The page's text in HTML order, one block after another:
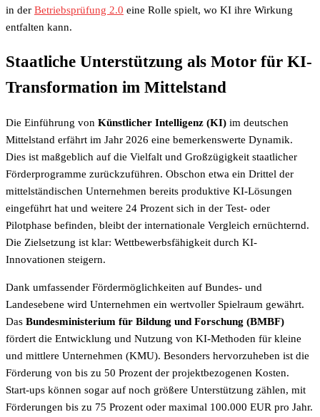
in der Betriebsprüfung 2.0 eine Rolle spielt, wo KI ihre Wirkung
entfalten kann.
Staatliche Unterstützung als Motor für KI-
Transformation im Mittelstand
Die Einführung von Künstlicher Intelligenz (KI) im deutschen
Mittelstand erfährt im Jahr 2026 eine bemerkenswerte Dynamik.
Dies ist maßgeblich auf die Vielfalt und Großzügigkeit staatlicher
Förderprogramme zurückzuführen. Obschon etwa ein Drittel der
mittelständischen Unternehmen bereits produktive KI-Lösungen
eingeführt hat und weitere 24 Prozent sich in der Test- oder
Pilotphase befinden, bleibt der internationale Vergleich ernüchternd.
Die Zielsetzung ist klar: Wettbewerbsfähigkeit durch KI-
Innovationen steigern.
Dank umfassender Fördermöglichkeiten auf Bundes- und
Landesebene wird Unternehmen ein wertvoller Spielraum gewährt.
Das Bundesministerium für Bildung und Forschung (BMBF)
fördert die Entwicklung und Nutzung von KI-Methoden für kleine
und mittlere Unternehmen (KMU). Besonders hervorzuheben ist die
Förderung von bis zu 50 Prozent der projektbezogenen Kosten.
Start-ups können sogar auf noch größere Unterstützung zählen, mit
Förderungen bis zu 75 Prozent oder maximal 100.000 EUR pro Jahr.